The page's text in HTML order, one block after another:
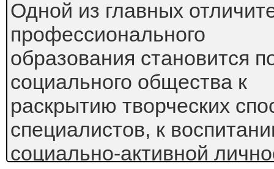
Одной из главных
профессионального
образования становится
социального общества к
раскрытию творческих
специалистов, к
социально-активной